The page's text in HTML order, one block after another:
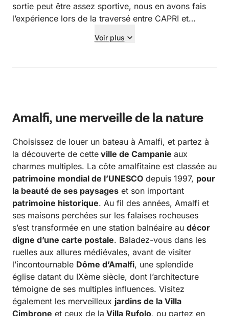
sortie peut être assez sportive, nous en avons fais
l’expérience lors de la traversé entre CAPRI et
Voir plus
Amalfi, une merveille de la nature
Choisissez de louer un bateau à Amalfi, et partez à
la découverte de cette ville de Campanie aux
charmes multiples. La côte amalfitaine est classée au
patrimoine mondial de l’UNESCO depuis 1997, pour
la beauté de ses paysages et son important
patrimoine historique. Au fil des années, Amalfi et
ses maisons perchées sur les falaises rocheuses
s’est transformée en une station balnéaire au décor
digne d’une carte postale. Baladez-vous dans les
ruelles aux allures médiévales, avant de visiter
l’incontournable Dôme d’Amalfi, une splendide
église datant du IXème siècle, dont l’architecture
témoigne de ses multiples influences. Visitez
également les merveilleux jardins de la Villa
Cimbrone et ceux de la Villa Rufolo, ou partez en